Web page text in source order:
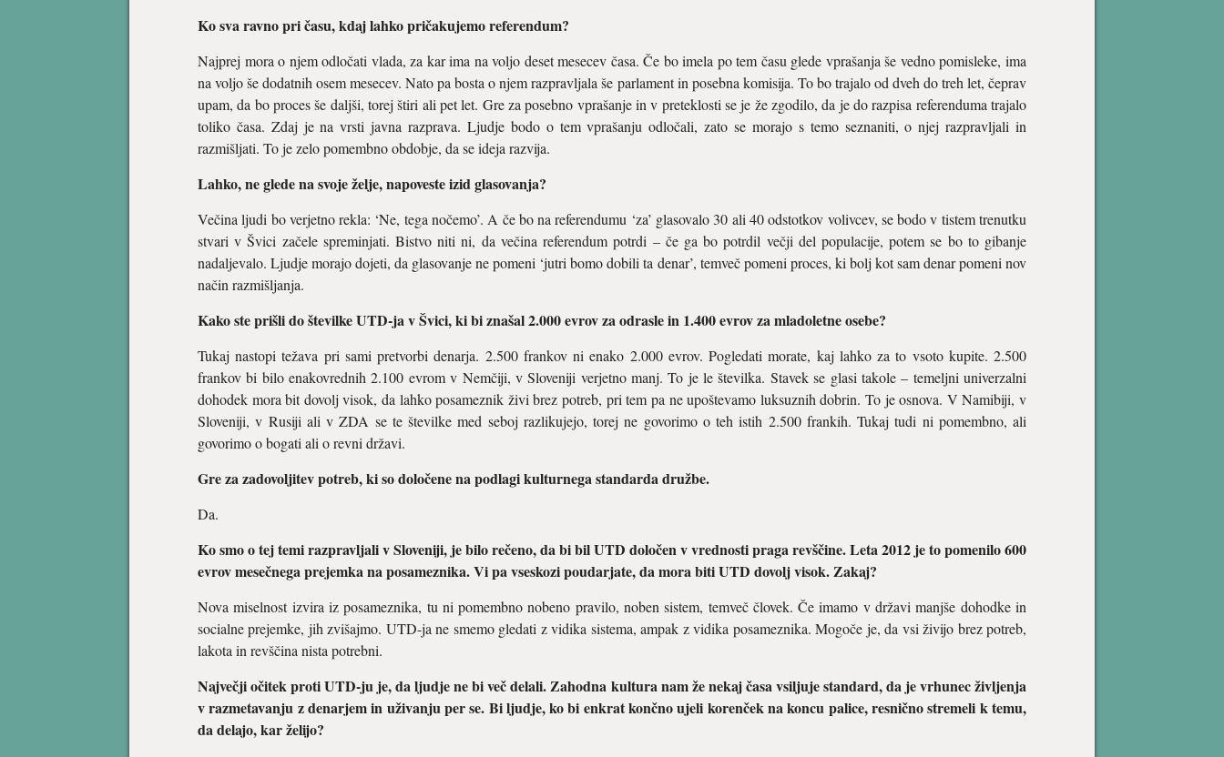
Ko sva ravno pri času, kdaj lahko pričakujemo referendum?
Najprej mora o njem odločati vlada, za kar ima na voljo deset mesecev časa. Če bo imela po tem času glede vprašanja še vedno pomisleke, ima
na voljo še dodatnih osem mesecev. Nato pa bosta o njem razpravljala še parlament in posebna komisija. To bo trajalo od dveh do treh let, čeprav
upam, da bo proces še daljši, torej štiri ali pet let. Gre za posebno vprašanje in v preteklosti se je že zgodilo, da je do razpisa referenduma trajalo
toliko časa. Zdaj je na vrsti javna razprava. Ljudje bodo o tem vprašanju odločali, zato se morajo s temo seznaniti, o njej razpravljali in
razmišljati. To je zelo pomembno obdobje, da se ideja razvija.
Lahko, ne glede na svoje želje, napoveste izid glasovanja?
Večina ljudi bo verjetno rekla: ‘Ne, tega nočemo’. A če bo na referendumu ‘za’ glasovalo 30 ali 40 odstotkov volivcev, se bodo v tistem trenutku
stvari v Švici začele spreminjati. Bistvo niti ni, da večina referendum potrdi – če ga bo potrdil večji del populacije, potem se bo to gibanje
nadaljevalo. Ljudje morajo dojeti, da glasovanje ne pomeni ‘jutri bomo dobili ta denar’, temveč pomeni proces, ki bolj kot sam denar pomeni nov
način razmišljanja.
Kako ste prišli do številke UTD-ja v Švici, ki bi znašal 2.000 evrov za odrasle in 1.400 evrov za mladoletne osebe?
Tukaj nastopi težava pri sami pretvorbi denarja. 2.500 frankov ni enako 2.000 evrov. Pogledati morate, kaj lahko za to vsoto kupite. 2.500
frankov bi bilo enakovrednih 2.100 evrom v Nemčiji, v Sloveniji verjetno manj. To je le številka. Stavek se glasi takole – temeljni univerzalni
dohodek mora bit dovolj visok, da lahko posameznik živi brez potreb, pri tem pa ne upoštevamo luksuznih dobrin. To je osnova. V Namibiji, v
Sloveniji, v Rusiji ali v ZDA se te številke med seboj razlikujejo, torej ne govorimo o teh istih 2.500 frankih. Tukaj tudi ni pomembno, ali
govorimo o bogati ali o revni državi.
Gre za zadovoljitev potreb, ki so določene na podlagi kulturnega standarda družbe.
Da.
Ko smo o tej temi razpravljali v Sloveniji, je bilo rečeno, da bi bil UTD določen v vrednosti praga revščine. Leta 2012 je to pomenilo 600
evrov mesečnega prejemka na posameznika. Vi pa vseskozi poudarjate, da mora biti UTD dovolj visok. Zakaj?
Nova miselnost izvira iz posameznika, tu ni pomembno nobeno pravilo, noben sistem, temveč človek. Če imamo v državi manjše dohodke in
socialne prejemke, jih zvišajmo. UTD-ja ne smemo gledati z vidika sistema, ampak z vidika posameznika. Mogoče je, da vsi živijo brez potreb,
lakota in revščina nista potrebni.
Največji očitek proti UTD-ju je, da ljudje ne bi več delali. Zahodna kultura nam že nekaj časa vsiljuje standard, da je vrhunec življenja
v razmetavanju z denarjem in uživanju per se. Bi ljudje, ko bi enkrat končno ujeli korenček na koncu palice, resnično stremeli k temu,
da delajo, kar želijo?